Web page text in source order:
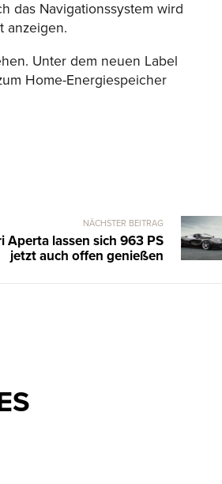
das Navigationssystem wird
anzeigen.
Unter dem neuen Label
Home-Energiespeicher
NÄCHSTER BEITRAG
Aperta lassen sich 963 PS
jetzt auch offen genießen